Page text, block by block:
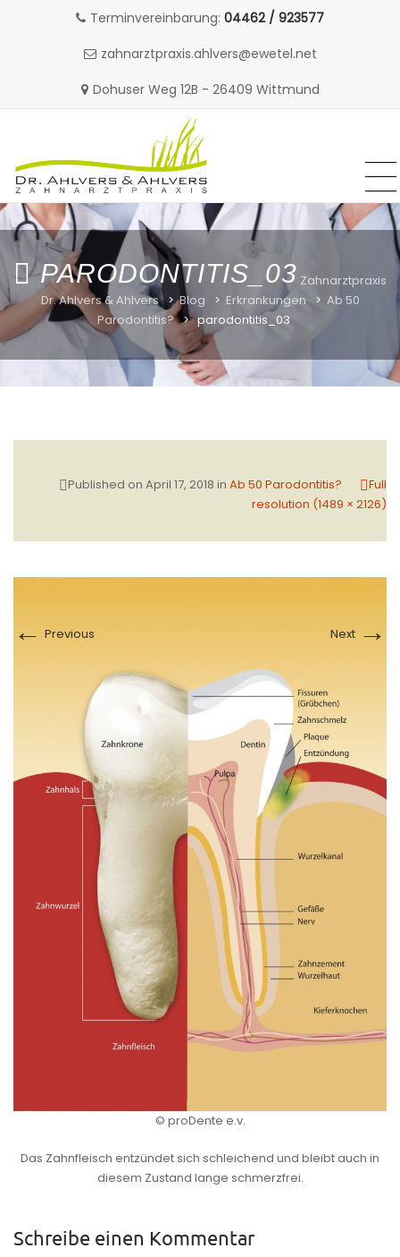
Terminvereinbarung: 04462 / 923577
zahnarztpraxis.ahlvers@ewetel.net
Dohuser Weg 12B - 26409 Wittmund
Skip
to
content
PARODONTITIS_03 Zahnarztpraxis
Dr. Ahlvers & Ahlvers
>Blog > Erkrankungen > Ab 50
Parodontitis? > parodontitis_03
Published on April 17, 2018 in Ab 50 Parodontitis?
Full
resolution (1489 × 2126)
← Previous Next →
© proDente e.v.
Das Zahnfleisch entzündet sich schleichend und bleibt auch in
diesem Zustand lange schmerzfrei.
Schreibe einen Kommentar